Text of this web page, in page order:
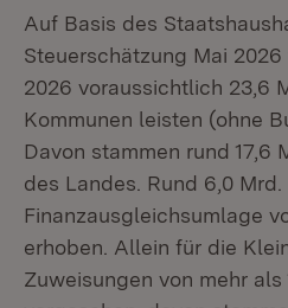
Auf Basis des
Steuerschätzung Mai
2026 voraussichtlich 23,6
Kommunen leisten (ohne
Davon stammen rund 17,6
des Landes. Rund 6,0
Finanzausgleichsumlage
erhoben. Allein für die
Zuweisungen von mehr als